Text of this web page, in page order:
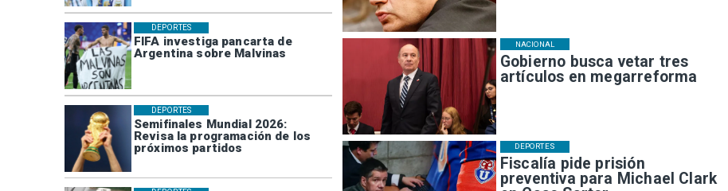
FIFA investiga pancarta de
Argentina sobre Malvinas
DEPORTES
Semifinales Mundial 2026:
Revisa la programación de los
próximos partidos
DEPORTES
Gobierno busca vetar tres
artículos en megarreforma
NACIONAL
Fiscalía pide prisión
preventiva para Michael Clark
DEPORTES